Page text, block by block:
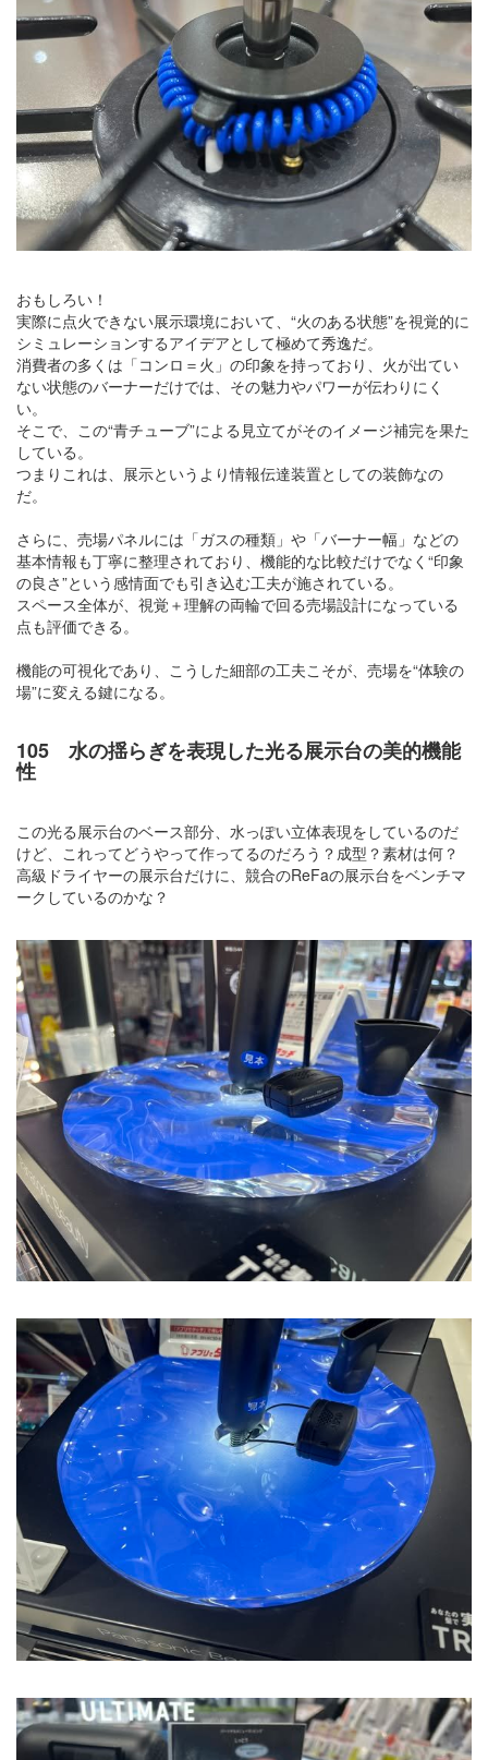
おもしろい！
実際に点火できない展示環境において、“火のある状態”を視覚的に
シミュレーションするアイデアとして極めて秀逸だ。
消費者の多くは「コンロ＝火」の印象を持っており、火が出てい
ない状態のバーナーだけでは、その魅力やパワーが伝わりにく
い。
そこで、この“青チューブ”による見立てがそのイメージ補完を果た
している。
つまりこれは、展示というより情報伝達装置としての装飾なの
だ。
さらに、売場パネルには「ガスの種類」や「バーナー幅」などの
基本情報も丁寧に整理されており、機能的な比較だけでなく“印象
の良さ”という感情面でも引き込む工夫が施されている。
スペース全体が、視覚＋理解の両輪で回る売場設計になっている
点も評価できる。
機能の可視化であり、こうした細部の工夫こそが、売場を“体験の
場”に変える鍵になる。
105 水の揺らぎを表現した光る展示台の美的機能
性
この光る展示台のベース部分、水っぽい立体表現をしているのだ
けど、これってどうやって作ってるのだろう？成型？素材は何？
高級ドライヤーの展示台だけに、競合のReFaの展示台をベンチマ
ークしているのかな？